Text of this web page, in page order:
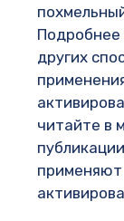
Подробнее
других
читайте в
применяют